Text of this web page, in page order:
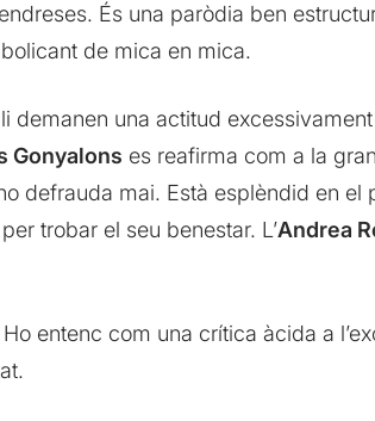
És una paròdia ben
de mica en mica.
demanen una actitud
Gonyalons es reafirma com a la
defrauda mai. Està esplèndid en el
trobar el seu benestar. L’Andrea
entenc com una crítica àcida a